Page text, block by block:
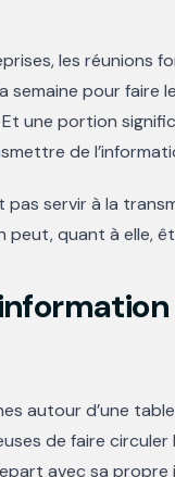
les réunions
semaine pour
une portion
de
pas servir à la
peut, quant à elle,
autour d’une
de faire circuler
avec sa